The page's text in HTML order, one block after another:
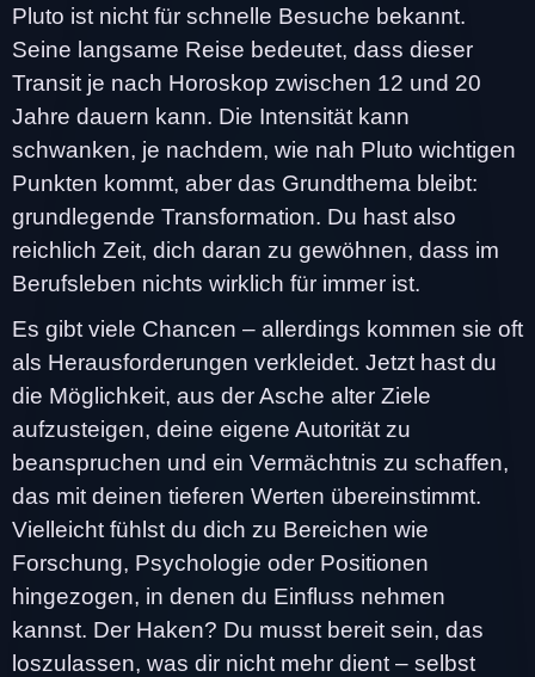
Pluto ist nicht für schnelle Besuche bekannt.
Seine langsame Reise bedeutet, dass dieser
Transit je nach Horoskop zwischen 12 und 20
Jahre dauern kann. Die Intensität kann
schwanken, je nachdem, wie nah Pluto wichtigen
Punkten kommt, aber das Grundthema bleibt:
grundlegende Transformation. Du hast also
reichlich Zeit, dich daran zu gewöhnen, dass im
Berufsleben nichts wirklich für immer ist.
Es gibt viele Chancen – allerdings kommen sie oft
als Herausforderungen verkleidet. Jetzt hast du
die Möglichkeit, aus der Asche alter Ziele
aufzusteigen, deine eigene Autorität zu
beanspruchen und ein Vermächtnis zu schaffen,
das mit deinen tieferen Werten übereinstimmt.
Vielleicht fühlst du dich zu Bereichen wie
Forschung, Psychologie oder Positionen
hingezogen, in denen du Einfluss nehmen
kannst. Der Haken? Du musst bereit sein, das
loszulassen, was dir nicht mehr dient – selbst